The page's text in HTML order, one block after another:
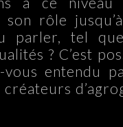
rôle
parler, tel
? C’est
vous entendu
créateurs